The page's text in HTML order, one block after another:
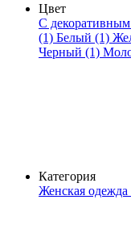
Цвет
С
(1) Белый (1)
Черный (1)
Категория
Женская одежда